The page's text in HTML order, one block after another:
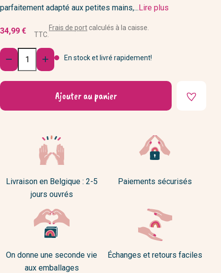
parfaitement adapté aux petites mains,...Lire plus
34,99 € TTC.
Frais de portcalculés à la caisse.
Quantité
  En stock et livré rapidement!
Ajouter au panier
Livraison en Belgique : 2-5
jours ouvrés
Paiements sécurisés
On donne une seconde vie
aux emballages
Échanges et retours faciles